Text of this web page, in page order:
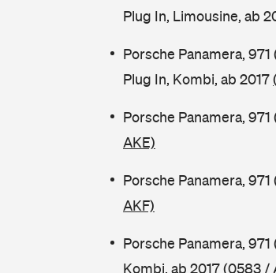
Plug In, Limousine, ab
Porsche Panamera,
Plug In, Kombi, ab 2017
Porsche Panamera,
AKE)
Porsche Panamera,
AKF)
Porsche Panamera,
Kombi, ab 2017(0583 /